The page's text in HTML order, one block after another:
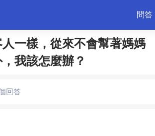
問答
一樣，從來不會幫著媽媽
我該怎麼辦？
回答
生活妙招 體育